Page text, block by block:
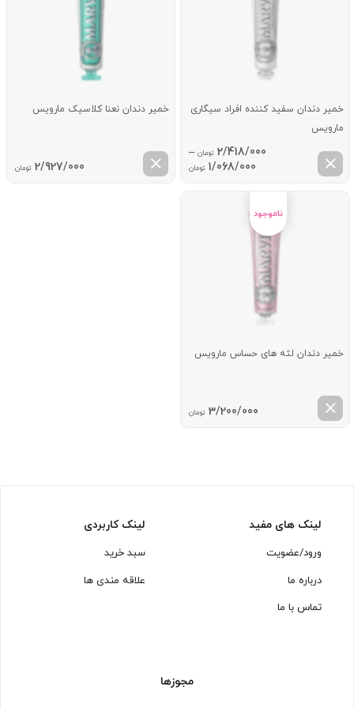
خمیر دندان سفید کننده افراد سیگاری
مارویس
2/418/000 تومان –
1/068/000 تومانPrice
range:
خمیر دندان نعنا کلاسیک مارویس
2/927/000 تومان
خمیر دندان لثه های حساس مارویس
3/200/000 تومان
لینک های مفید
ورود/عضویت
درباره ما
تماس با ما
لینک کاربردی
سبد خرید
علاقه مندی ها
مجوزها